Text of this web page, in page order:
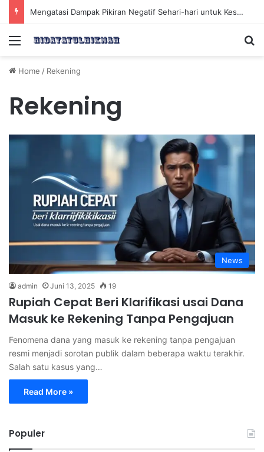
Mengatasi Dampak Pikiran Negatif Sehari-hari untuk Kesehatan Mental yang Lebih Baik
Menu
Home / Rekening
Rekening
News
admin Juni 13, 2025 19
Rupiah Cepat Beri Klarifikasi usai Dana
Masuk ke Rekening Tanpa Pengajuan
Fenomena dana yang masuk ke rekening tanpa pengajuan
resmi menjadi sorotan publik dalam beberapa waktu terakhir.
Salah satu kasus yang…
Read More »
Populer